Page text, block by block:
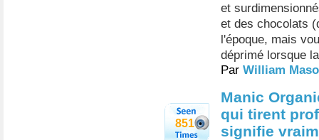
et
et des chocolats
l'époque, mais
déprimé lorsque
Par William
851
Manic
qui tirent
signifie